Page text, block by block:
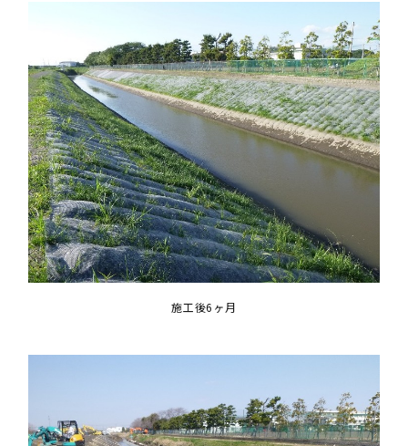
施工後6ヶ月